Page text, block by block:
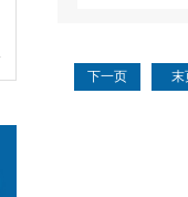
下一页 末